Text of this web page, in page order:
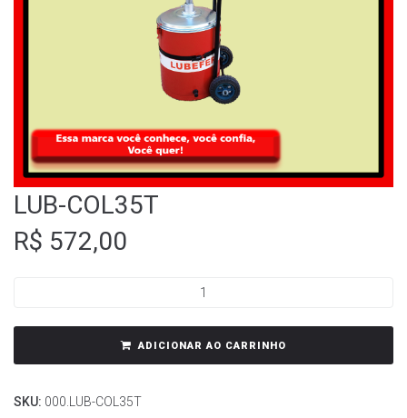
LUB-COL35T
R$ 572,00
ADICIONAR AO CARRINHO
SKU: 000.LUB-COL35T